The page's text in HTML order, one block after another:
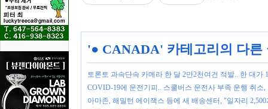
'● CANADA' 카테고리의 다른
토론토 과속단속 카메라 한 달 2만2천여건 적발.. 한 대가
COVID-19에 운전기피.. 스쿨버스 운전사 부족 운행 취소,
아마존, 해밀턴 에이잭스 등에 새 배송센터, "일자리